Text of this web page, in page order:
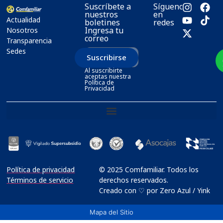
Actualidad
Nosotros
Transparencia
Sedes
Suscríbete a
nuestros
boletines
Ingresa tu
correo
Suscribirse
Al suscribirte
aceptas nuestra
Política de
Privacidad
Síguenos
en
redes
Política de privacidad
Términos de servicio
© 2025 Comfamiliar. Todos los
derechos reservados.
Creado con ♡ por Zero Azul / Yink
Mapa del Sitio